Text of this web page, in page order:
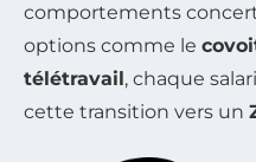
comportements
options comme le
télétravail, chaque
cette transition vers un